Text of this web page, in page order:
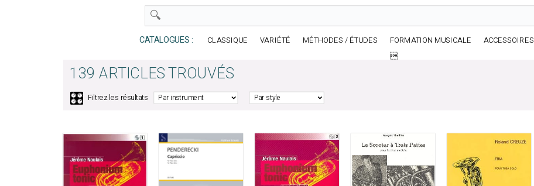
CATALOGUES : CLASSIQUE VARIÉTÉ MÉTHODES / ÉTUDES FORMATION MUSICALE ACCESSOIRES

139 ARTICLES TROUVÉS
🎛️ Filtrez les résultats